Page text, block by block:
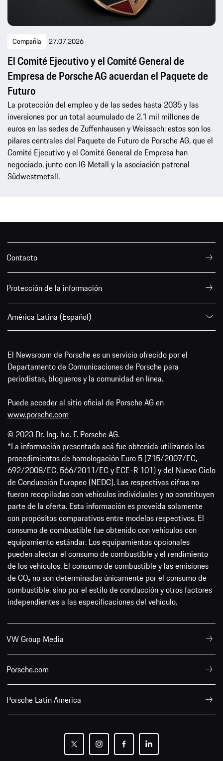
Compañía 27.07.2026
El Comité Ejecutivo y el Comité General de
Empresa de Porsche AG acuerdan el Paquete de
Futuro
La protección del empleo y de las sedes hasta 2035 y las
inversiones por un total acumulado de 2.1 mil millones de
euros en las sedes de Zuffenhausen y Weissach: estos son los
pilares centrales del Paquete de Futuro de Porsche AG, que el
Comité Ejecutivo y el Comité General de Empresa han
negociado, junto con IG Metall y la asociación patronal
Südwestmetall.
Contacto
Protección de la información
América Latina (Español)
El Newsroom de Porsche es un servicio ofrecido por el
Departamento de Comunicaciones de Porsche para
periodistas, blogueros y la comunidad en línea.
Puede acceder al sitio oficial de Porsche AG en
www.porsche.com
© 2023 Dr. Ing. h.c. F. Porsche AG.
*La información presentada acá fue obtenida utilizando los
procedimientos de homologación Euro 5 (715/2007/EC,
692/2008/EC, 566/2011/EC y ECE-R 101) y del Nuevo Ciclo
de Conducción Europeo (NEDC). Las respectivas cifras no
fueron recopiladas con vehículos individuales y no constituyen
parte de la oferta. Esta información es proveída solamente
con propósitos comparativos entre modelos respectivos. El
consumo de combustible fue obtenido con vehículos con
equipamiento estándar. Los equipamientos opcionales
pueden afectar el consumo de combustible y el rendimiento
de los vehículos. El consumo de combustible y las emisiones
de CO₂ no son determinadas únicamente por el consumo de
combustible, sino por el estilo de conducción y otros factores
independientes a las especificaciones del vehículo.
VW Group Media
Porsche.com
Porsche Latin America